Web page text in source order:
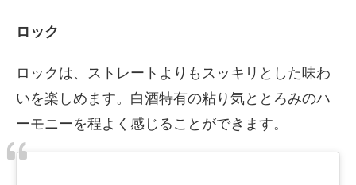
ロック
ロックは、ストレートよりもスッキリとした味わ
いを楽しめます。白酒特有の粘り気ととろみのハ
ーモニーを程よく感じることができます。